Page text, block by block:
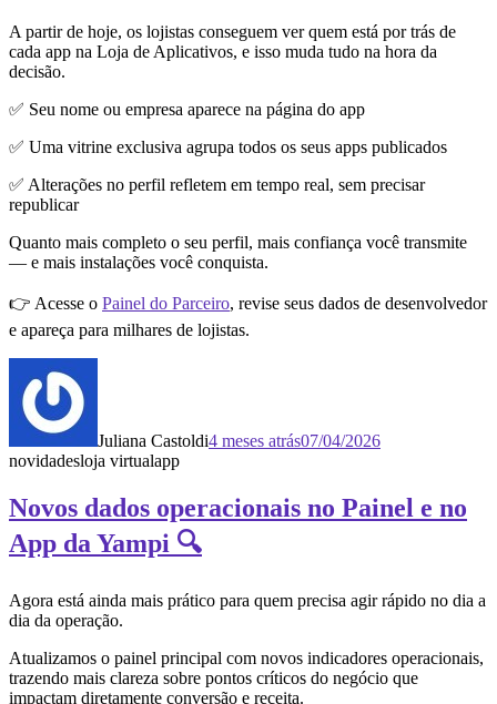
A partir de hoje, os lojistas conseguem ver quem está por trás de
cada app na Loja de Aplicativos, e isso muda tudo na hora da
decisão.
✅ Seu nome ou empresa aparece na página do app
✅ Uma vitrine exclusiva agrupa todos os seus apps publicados
✅ Alterações no perfil refletem em tempo real, sem precisar
republicar
Quanto mais completo o seu perfil, mais confiança você transmite
— e mais instalações você conquista.
👉 Acesse o Painel do Parceiro, revise seus dados de desenvolvedor
e apareça para milhares de lojistas.
Juliana Castoldi4 meses atrás07/04/2026
novidadesloja virtualapp
Novos dados operacionais no Painel e no
App da Yampi 🔍
Agora está ainda mais prático para quem precisa agir rápido no dia a
dia da operação.
Atualizamos o painel principal com novos indicadores operacionais,
trazendo mais clareza sobre pontos críticos do negócio que
impactam diretamente conversão e receita.